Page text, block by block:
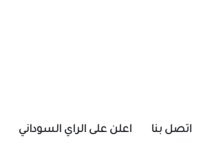
اتصل بنا اعلن على الراي السوداني